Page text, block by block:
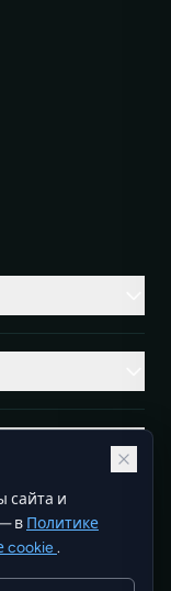
сайта и
в Политике
cookie.